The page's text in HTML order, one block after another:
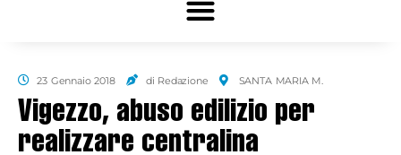
23 Gennaio 2018 di Redazione SANTA MARIA M.
Vigezzo, abuso edilizio per
realizzare centralina